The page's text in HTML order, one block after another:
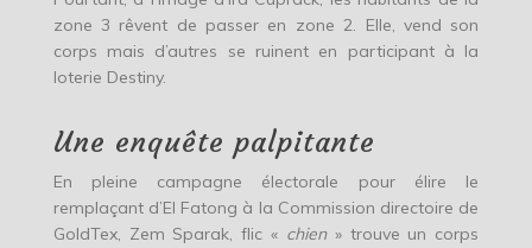
zone 3 rêvent de passer en zone 2. Elle, vend son
corps mais d’autres se ruinent en participant à la
loterie Destiny.
Une enquête palpitante
En pleine campagne électorale pour élire le
remplaçant d’El Fatong à la Commission directoire de
GoldTex, Zem Sparak, flic « chien» trouve un corps